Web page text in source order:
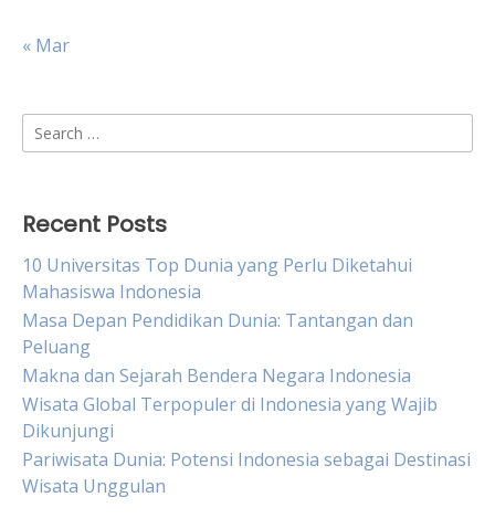
« Mar
Search
for:
Recent Posts
10 Universitas Top Dunia yang Perlu Diketahui
Mahasiswa Indonesia
Masa Depan Pendidikan Dunia: Tantangan dan
Peluang
Makna dan Sejarah Bendera Negara Indonesia
Wisata Global Terpopuler di Indonesia yang Wajib
Dikunjungi
Pariwisata Dunia: Potensi Indonesia sebagai Destinasi
Wisata Unggulan